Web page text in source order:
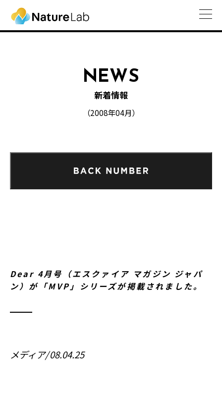
NEWS
新着情報
（2008年04月）
Dear 4月号（エスクァイア マガジン ジャパ
ン）が「MVP」シリーズが掲載されました。
メディア 08.04.25